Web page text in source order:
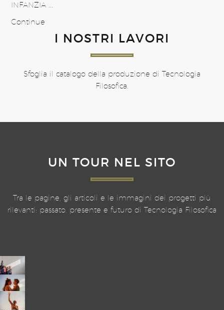
INFANZIA ...
Continue
I NOSTRI LAVORI
Sfoglia il catalogo della produzione di Tecnologia
Filosofica.
UN TOUR NEL SITO
Tra le pagine, gli articoli e le immagini dei progetti più
rilevanti: passato, presente e futuro di Tecnologia Filosofica